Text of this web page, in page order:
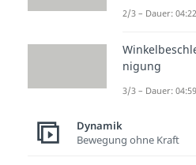
2/3 – Dauer: 04:22
nigung
3/3 – Dauer: 04:59
Dynamik
Bewegung ohne Kraft